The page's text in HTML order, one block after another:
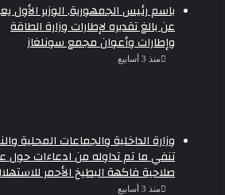
باسم رئيس الجمهورية, الوزير الأول يعرب
عن بالغ تقديره لإطارات وزارة الطاقة
وإطارات وأعوان مجمع سونلغاز
منذ 3 أسابيع
وزارة الداخلية والجماعات المحلية والنقل
تنفي ما تم تداوله من ادعاءات حول عدم
صلاحية فاكهة البطيخ الأحمر للاستهلاك
منذ 3 أسابيع